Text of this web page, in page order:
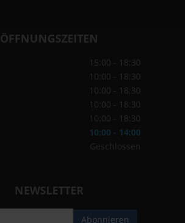
ÖFFNUNGSZEITEN
15:00 - 18:30
10:00 - 18:30
10:00 - 18:30
10:00 - 18:30
10:00 - 18:30
10:00 - 14:00
Geschlossen
NEWSLETTER
Abonnieren